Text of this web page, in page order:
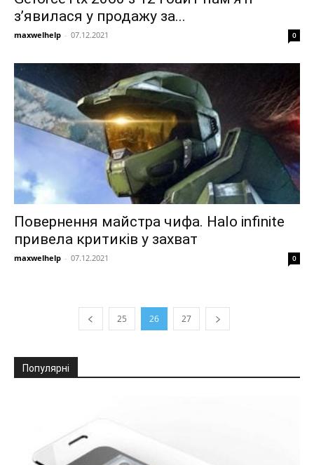
з’явилася у продажу за...
maxwelhelp - 07.12.2021 0
Повернення майстра чифа. Halo infinite
привела критиків у захват
maxwelhelp - 07.12.2021 0
25 26 27
Популярні